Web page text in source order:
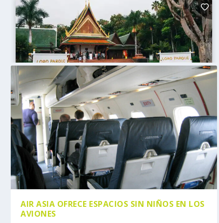
AIR ASIA OFRECE ESPACIOS SIN NIÑOS EN LOS
AVIONES